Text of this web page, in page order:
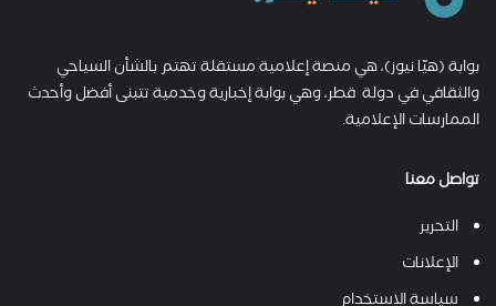
بوابة (هيّا نيوز)، هي منصة إعلامية مستقلة تهتم بالشأن السياحي
والثقافي في دولة قطر، وهي بوابة إخبارية وخدمية تتبنى أفضل وأحدث
الممارسات الإعلامية.
تواصل معنا
التحرير
الإعلانات